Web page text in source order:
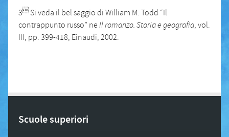
3 Si veda il bel saggio di William M. Todd “Il
contrappunto russo” neIl romanzo. Storia e geografia, vol.
III, pp. 399-418, Einaudi, 2002.
Scuole superiori